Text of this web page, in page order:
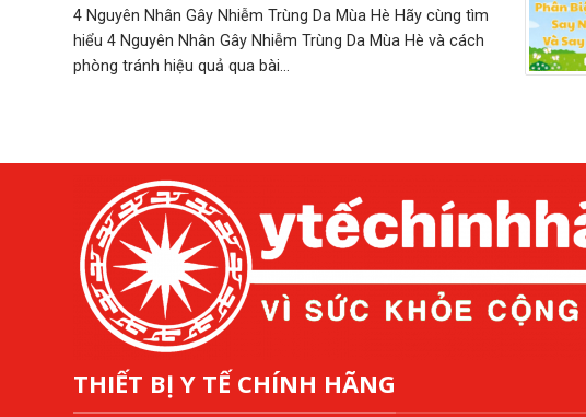
4 Nguyên Nhân Gây Nhiễm Trùng Da Mùa Hè Hãy cùng tìm
hiểu 4 Nguyên Nhân Gây Nhiễm Trùng Da Mùa Hè và cách
phòng tránh hiệu quả qua bài...
THIẾT BỊ Y TẾ CHÍNH HÃNG